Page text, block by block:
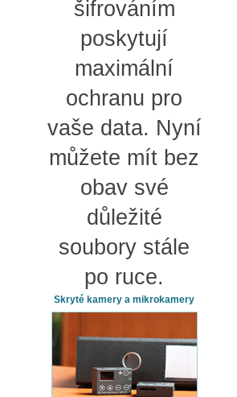
šifrováním
poskytují
maximální
ochranu pro
vaše data. Nyní
můžete mít bez
obav své
důležité
soubory stále
po ruce.
Skryté kamery a mikrokamery